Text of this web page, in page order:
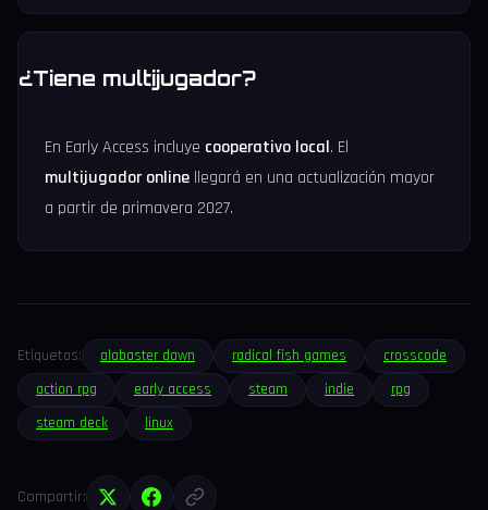
¿Tiene multijugador?
En Early Access incluye cooperativo local. El
multijugador online llegará en una actualización mayor
a partir de primavera 2027.
Etiquetas: alabaster dawn radical fish games
crosscode
action rpg
early access steam indie
rpg
steam deck
linux
Compartir: